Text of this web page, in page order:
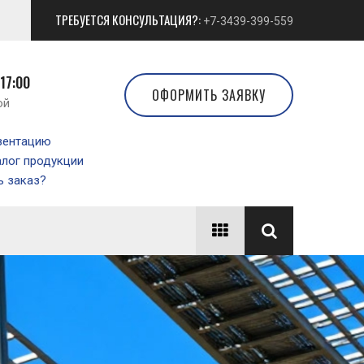
ТРЕБУЕТСЯ КОНСУЛЬТАЦИЯ?: +7-3439-399-559
продукции
заказ?
ОФОРМИТЬ ЗАЯВКУ